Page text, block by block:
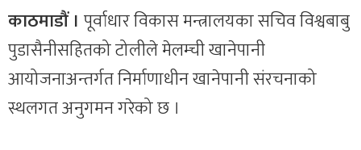
काठमाडौं । पूर्वाधार विकास मन्त्रालयका सचिव विश्वबाबु
पुडासैनीसहितको टोलीले मेलम्ची खानेपानी
आयोजनाअन्तर्गत निर्माणाधीन खानेपानी संरचनाको
स्थलगत अनुगमन गरेको छ ।